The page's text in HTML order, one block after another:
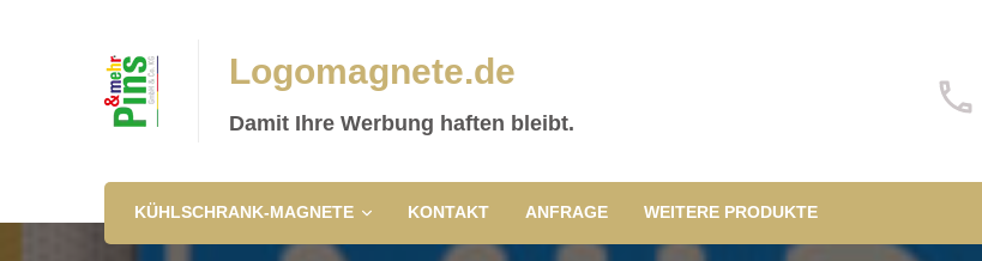
Logomagnete.de
Damit Ihre Werbung haften bleibt.
KÜHLSCHRANK-MAGNETE KONTAKT ANFRAGE WEITERE PRODUKTE